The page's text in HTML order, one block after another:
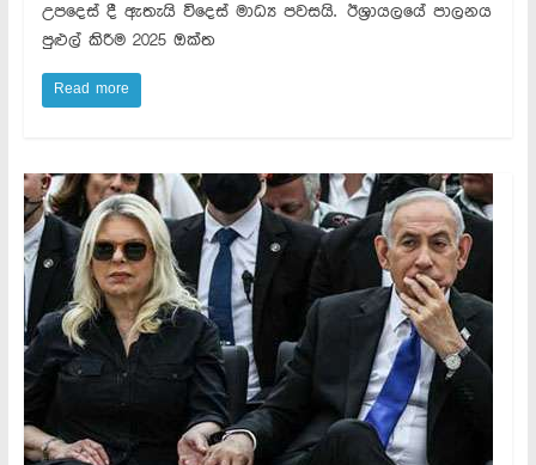
උපදෙස් දී ඇතැයි විදෙස් මාධ්‍ය පවසයි. ඊශ්‍රායලයේ පාලනය
පුළුල් කිරීම 2025 ඔක්ත
Read more